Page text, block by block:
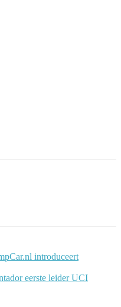
introduceert
eerste leider UCI